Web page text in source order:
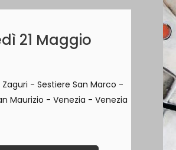
21 Maggio
Zaguri - Sestiere San Marco -
Maurizio - Venezia - Venezia